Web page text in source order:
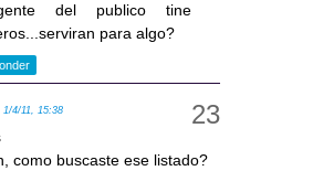
del publico tine
para algo?
1/4/11, 15:38
como buscaste ese listado?